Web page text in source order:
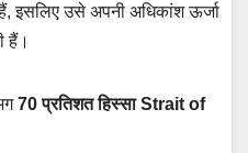
इसलिए उसे अपनी अधिकांश ऊर्जा
हैं।
70 प्रतिशत हिस्सा Strait of